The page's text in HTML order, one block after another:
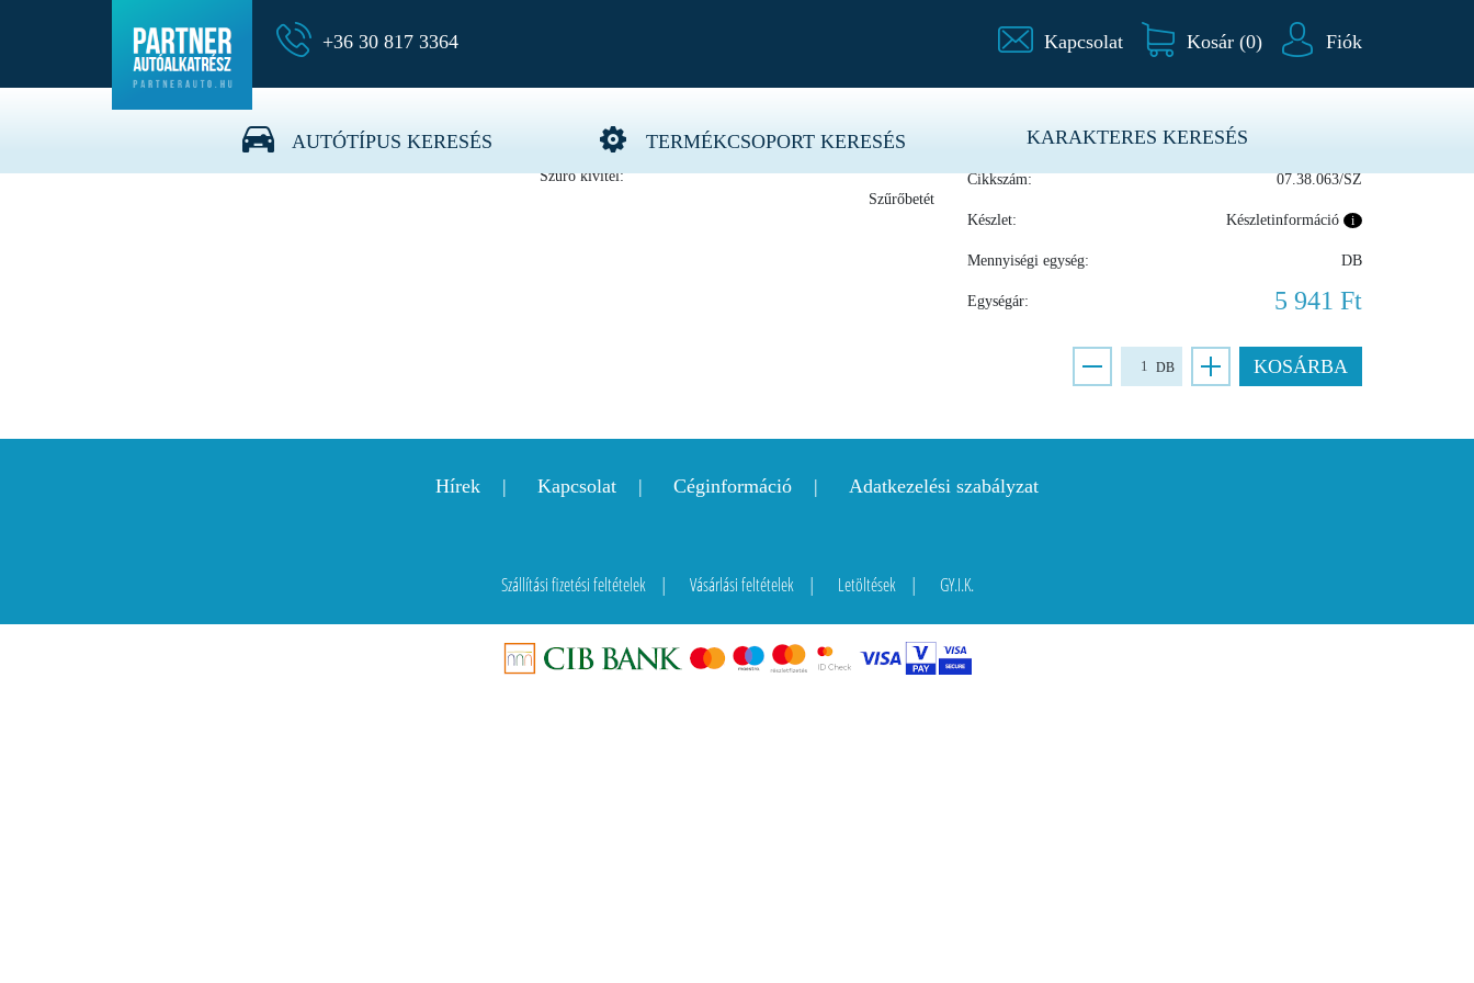
+36 30 817 3364 Kapcsolat Kosár (0) Fiók
AUTÓTÍPUS KERESÉS TERMÉKCSOPORT KERESÉS KARAKTERES KERESÉS
07.38.063/SZ Üzemanyagszűrő
OE-számhoz:
4M0 127 434 G
Szűrő kivitel:
Szűrőbetét
TRUCKTEC
Cikkszám: 07.38.063/SZ
Készlet: Készletinformáció i
Mennyiségi egység: DB
Egységár: 5 941 Ft
DB KOSÁRBA
Hírek Kapcsolat Céginformáció Adatkezelési szabályzat
Szállítási fizetési feltételek Vásárlási feltételek Letöltések GY.I.K.